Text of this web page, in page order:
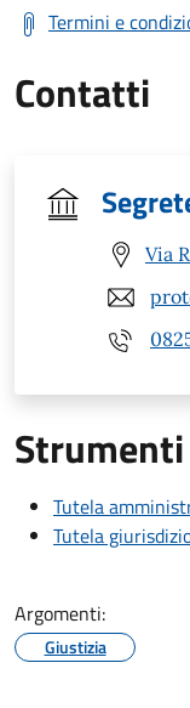
Termini e
Contatti
Via
Tutela
Tutela
Argomenti:
Giustizia